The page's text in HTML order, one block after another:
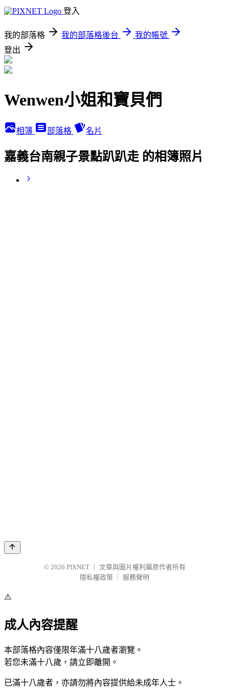
登入
我的部落格 我的部落格後台
我的帳號
登出
Wenwen小姐和寶貝們
相簿 部落格 名片
嘉義台南親子景點趴趴走 的相簿照片
© 2026 PIXNET
文章與圖片權利屬原作者所有
隱私權政策
服務聲明
⚠️
成人內容提醒
本部落格內容僅限年滿十八歲者瀏覽。
若您未滿十八歲，請立即離開。
已滿十八歲者，亦請勿將內容提供給未成年人士。